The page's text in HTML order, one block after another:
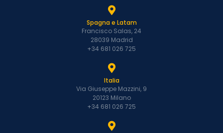
Spagna e Latam
Francisco Salas, 24
28039 Madrid
+34 681 026 725
Italia
Via Giuseppe Mazzini, 9
20123 Milano
+34 681 026 725